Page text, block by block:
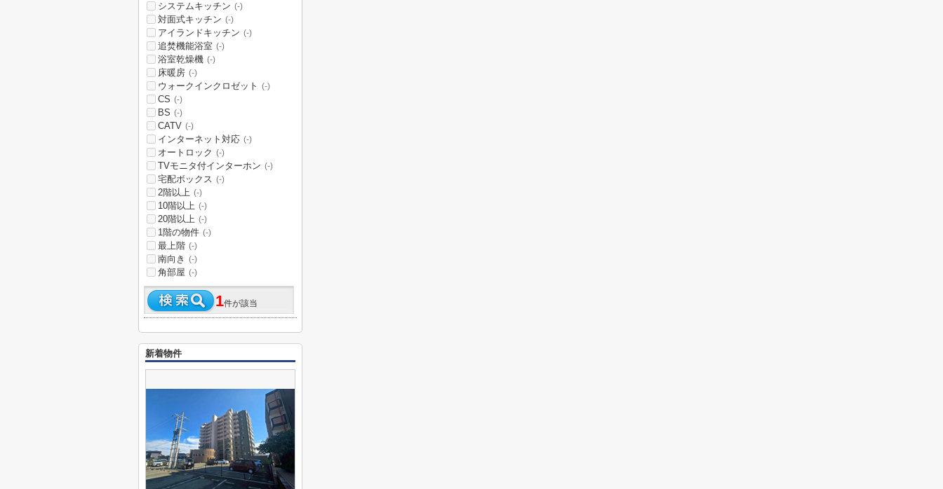
システムキッチン (-)
対面式キッチン (-)
アイランドキッチン (-)
追焚機能浴室 (-)
浴室乾燥機 (-)
床暖房 (-)
ウォークインクロゼット (-)
CS (-)
BS (-)
CATV (-)
インターネット対応 (-)
オートロック (-)
TVモニタ付インターホン (-)
宅配ボックス (-)
2階以上 (-)
10階以上 (-)
20階以上 (-)
1階の物件 (-)
最上階 (-)
南向き (-)
角部屋 (-)
1件が該当
新着物件